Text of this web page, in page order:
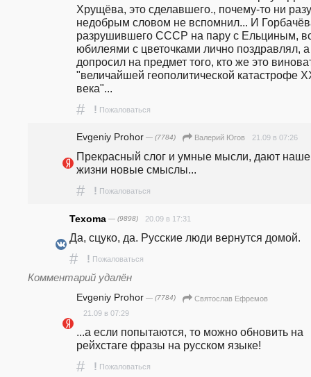
Хрущёва, это сделавшего., почему-то ни разу
недобрым словом не вспомнил... И
разрушившего СССР на пару с Ельциным,
юбилеями с цветочками лично поздравлял,
допросил на предмет того, кто же это
"величайшей геополитической катастрофе
века"...
# ! Пожаловаться
Evgeniy Prohor — (7784) Валерий Югов 21.09 в 07:26
Прекрасный слог и умные мысли, дают
жизни новые смыслы...
# ! Пожаловаться
Texoma — (9898) 20.09 в 17:31
Да, сцуко, да. Русские люди вернутся домой.
# ! Пожаловаться
Комментарий удалён
Evgeniy Prohor — (7784)
Святослав Ефремов
21.09 в 07:29
...а если попытаются, то можно обновить на
рейхстаге фразы на русском языке!
# ! Пожаловаться